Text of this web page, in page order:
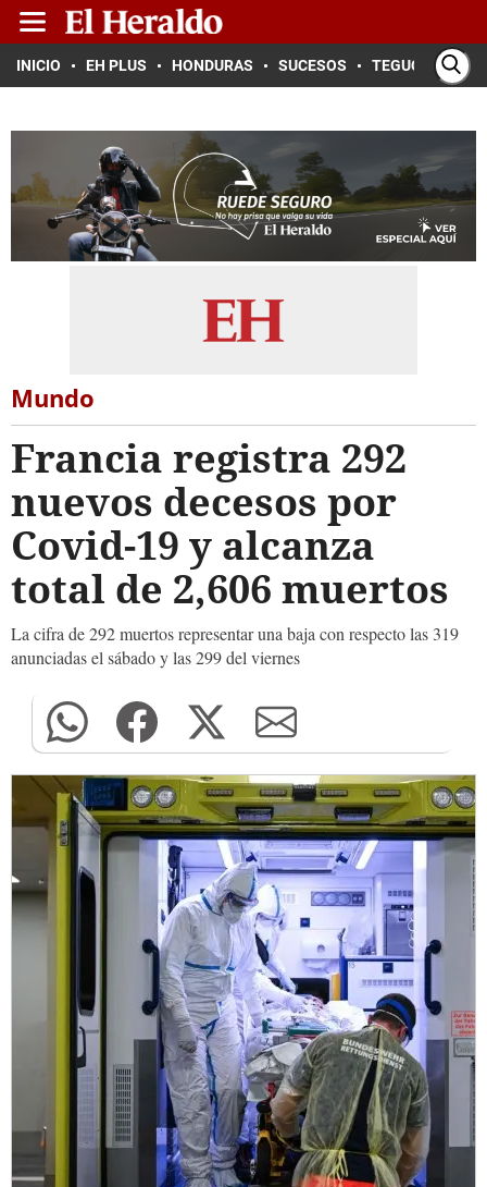
INICIO EH PLUS HONDURAS SUCESOS TEGUCIGALPA
Mundo
Francia registra 292
nuevos decesos por
Covid-19 y alcanza
total de 2,606 muertos
La cifra de 292 muertos representar una baja con respecto las 319
anunciadas el sábado y las 299 del viernes